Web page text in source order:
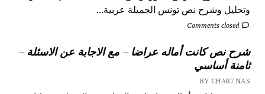
وتحليل وشرح نص تونس الجميلة عربية...
Comments closed
شرح نص كانت أماله عراضا – مع الاجابة عن الاسئلة –
ثامنة أساسي
BY CHAR7 NAS